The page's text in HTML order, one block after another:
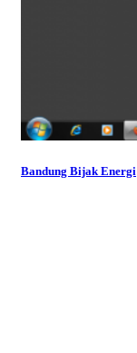
Bandung Bijak Energi